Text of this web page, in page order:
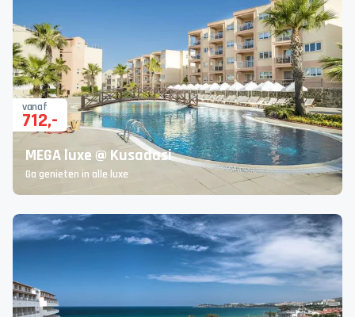
vanaf
712,-
MEGA luxe @ Kusadasi
Ga genieten in alle luxe